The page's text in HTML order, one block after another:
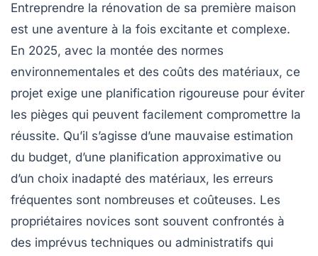
Entreprendre la rénovation de sa première maison
est une aventure à la fois excitante et complexe.
En 2025, avec la montée des normes
environnementales et des coûts des matériaux, ce
projet exige une planification rigoureuse pour éviter
les pièges qui peuvent facilement compromettre la
réussite. Qu’il s’agisse d’une mauvaise estimation
du budget, d’une planification approximative ou
d’un choix inadapté des matériaux, les erreurs
fréquentes sont nombreuses et coûteuses. Les
propriétaires novices sont souvent confrontés à
des imprévus techniques ou administratifs qui